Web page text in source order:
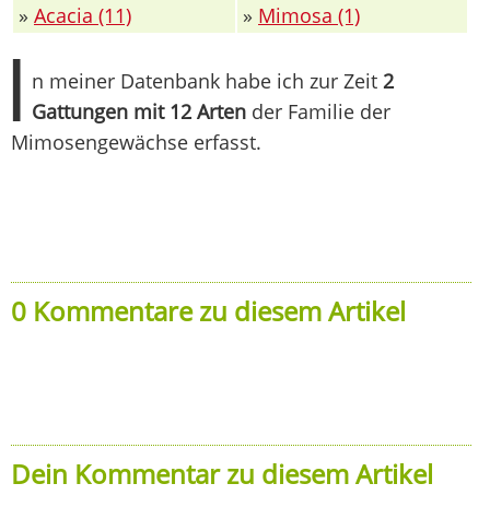
» Acacia (11) » Mimosa (1)
I n meiner Datenbank habe ich zur Zeit 2
Gattungen mit 12 Arten der Familie der
Mimosengewächse erfasst.
0 Kommentare zu diesem Artikel
Dein Kommentar zu diesem Artikel